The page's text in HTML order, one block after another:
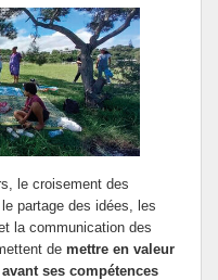
le croisement des
partage des idées, les
la communication des
de mettre en valeur
ses compétences